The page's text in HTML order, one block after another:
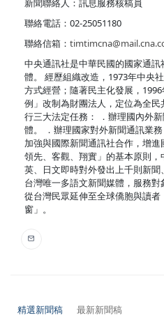
新聞聯絡人：訊息服務核稿員
聯絡電話：02-25051180
聯絡信箱：
中央通訊社是中華民國的國家通
體。 經歷組織改造，1973年中央
方式經營；隨著民主化發展，
例」改制為財團法人，定位為全
行三大法定任務： ．辦理國內外
體。 ．辦理國家對外新聞通訊業
加強與國際新聞通訊社合作，增進
領先、客觀、翔實」的基本原則，
英、日文即時對外發出上千則新
台灣唯一多語文新聞媒體，服務對
從台灣民眾延伸至全球僑胞與讀
窗」。
精選新聞稿 最新新聞稿